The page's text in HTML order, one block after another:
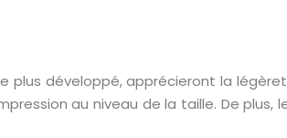
développé, apprécieront la
au niveau de la taille. De